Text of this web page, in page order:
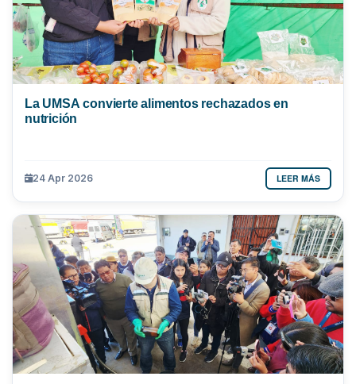
La UMSA convierte alimentos rechazados en
nutrición
24 Apr 2026 LEER MÁS